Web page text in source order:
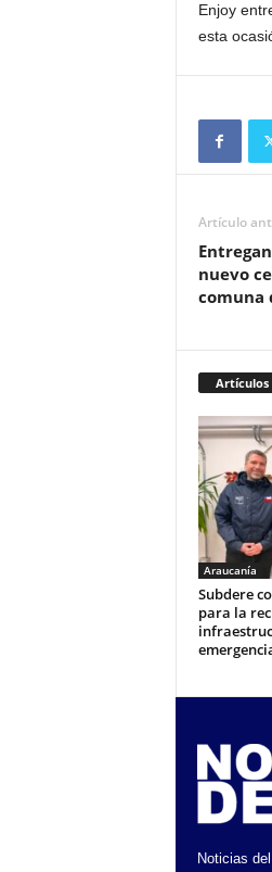
Enjoy
esta
Artículo
nuevo
comuna
Artículos
Araucanía
Subdere
para la
Noticias